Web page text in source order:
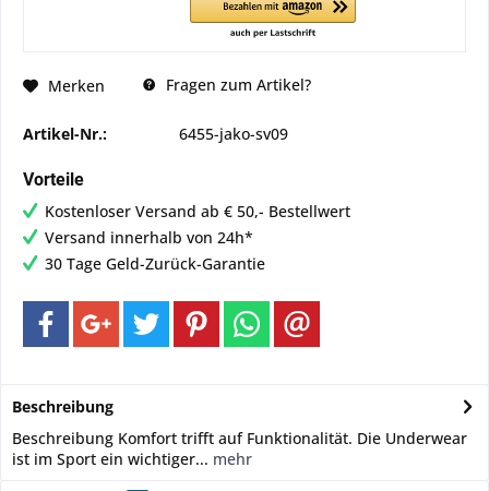
Merken Fragen zum Artikel?
Artikel-Nr.: 6455-jako-sv09
Vorteile
Kostenloser Versand ab € 50,- Bestellwert
Versand innerhalb von 24h*
30 Tage Geld-Zurück-Garantie
Beschreibung
Beschreibung Komfort trifft auf Funktionalität. Die Underwear
ist im Sport ein wichtiger... mehr